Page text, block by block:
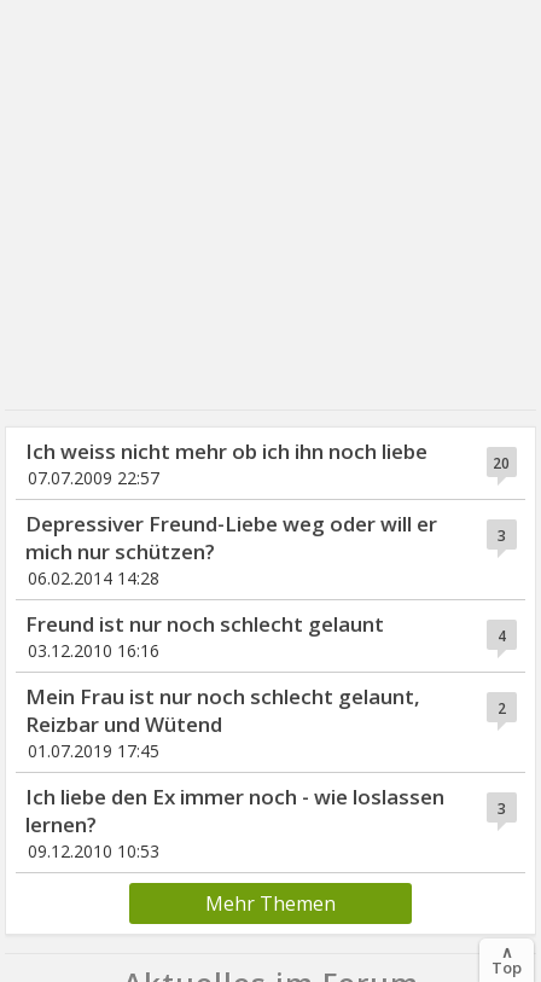
20
Ich weiss nicht mehr ob ich ihn noch liebe
07.07.2009 22:57
3
Depressiver Freund-Liebe weg oder will er
mich nur schützen?
06.02.2014 14:28
4
Freund ist nur noch schlecht gelaunt
03.12.2010 16:16
2
Mein Frau ist nur noch schlecht gelaunt,
Reizbar und Wütend
01.07.2019 17:45
3
Ich liebe den Ex immer noch - wie loslassen
lernen?
09.12.2010 10:53
Mehr Themen
∧
Top